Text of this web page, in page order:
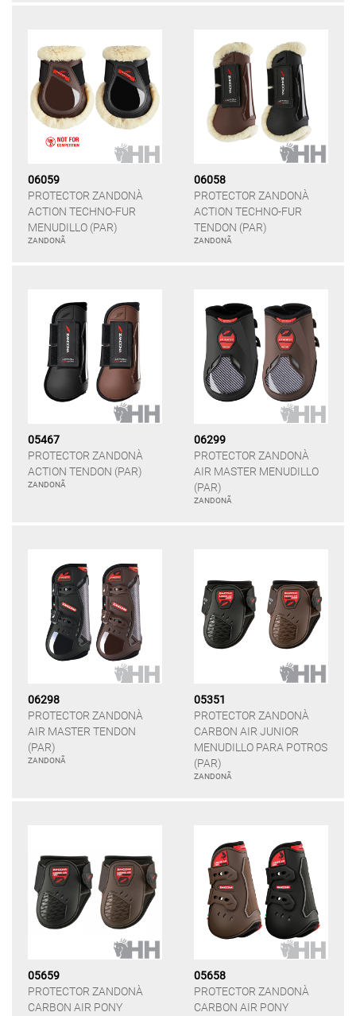
06059
PROTECTOR ZANDONÀ
ACTION TECHNO-FUR
MENUDILLO (PAR)
ZANDONÃ
06058
PROTECTOR ZANDONÀ
ACTION TECHNO-FUR
TENDON (PAR)
ZANDONÃ
05467
PROTECTOR ZANDONÀ
ACTION TENDON (PAR)
ZANDONÃ
06299
PROTECTOR ZANDONÀ
AIR MASTER MENUDILLO
(PAR)
ZANDONÃ
06298
PROTECTOR ZANDONÀ
AIR MASTER TENDON
(PAR)
ZANDONÃ
05351
PROTECTOR ZANDONÀ
CARBON AIR JUNIOR
MENUDILLO PARA POTROS
(PAR)
ZANDONÃ
05659
PROTECTOR ZANDONÀ
CARBON AIR PONY
05658
PROTECTOR ZANDONÀ
CARBON AIR PONY